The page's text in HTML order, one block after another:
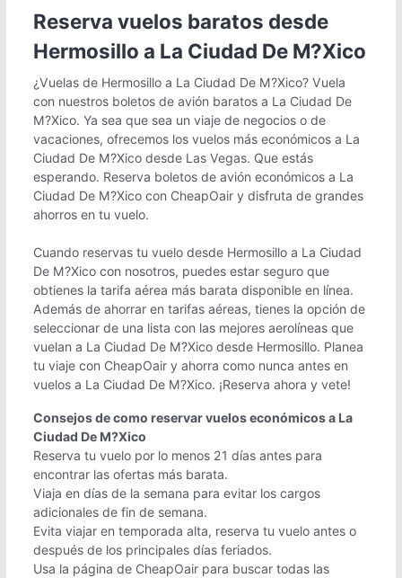
Reserva vuelos baratos desde
Hermosillo a La Ciudad De M?Xico
¿Vuelas de Hermosillo a La Ciudad De M?Xico? Vuela
con nuestros boletos de avión baratos a La Ciudad De
M?Xico. Ya sea que sea un viaje de negocios o de
vacaciones, ofrecemos los vuelos más económicos a La
Ciudad De M?Xico desde Las Vegas. Que estás
esperando. Reserva boletos de avión económicos a La
Ciudad De M?Xico con CheapOair y disfruta de grandes
ahorros en tu vuelo.
Cuando reservas tu vuelo desde Hermosillo a La Ciudad
De M?Xico con nosotros, puedes estar seguro que
obtienes la tarifa aérea más barata disponible en línea.
Además de ahorrar en tarifas aéreas, tienes la opción de
seleccionar de una lista con las mejores aerolíneas que
vuelan a La Ciudad De M?Xico desde Hermosillo. Planea
tu viaje con CheapOair y ahorra como nunca antes en
vuelos a La Ciudad De M?Xico. ¡Reserva ahora y vete!
Consejos de como reservar vuelos económicos a La
Ciudad De M?Xico
Reserva tu vuelo por lo menos 21 días antes para
encontrar las ofertas más barata.
Viaja en días de la semana para evitar los cargos
adicionales de fin de semana.
Evita viajar en temporada alta, reserva tu vuelo antes o
después de los principales días feriados.
Usa la página de CheapOair para buscar todas las